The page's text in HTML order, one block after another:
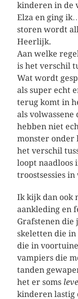
kinderen in de
Elza en ging
storen wordt
Heerlijk.
Aan welke
is het verschil
Wat wordt
als super echt
terug komt in
als volwassene
hebben niet
monster onder
het verschil
loopt naadloos
troostsessies
Ik kijk dan ook
aankleding en
Grafstenen die
skeletten die in
die in
vampiers die
tanden
het er soms
kinderen lastig